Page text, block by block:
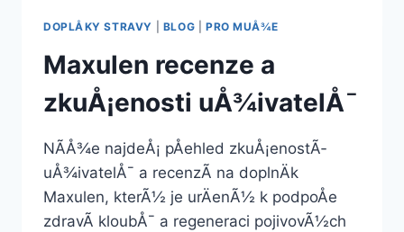
DOPLÅKY STRAVY BLOG PRO MUÅ¾E
Maxulen recenze a
zkuÅ¡enosti uÅ¾ivatelÅ¯
NÃ­Å¾e najdeÅ¡ pÅehled zkuÅ¡enostÃ­
uÅ¾ivatelÅ¯ a recenzÃ­ na doplnÄk
Maxulen, kterÃ½ je urÄenÃ½ k podpoÅe
zdravÃ­ kloubÅ¯ a regeneraci pojivovÃ½ch